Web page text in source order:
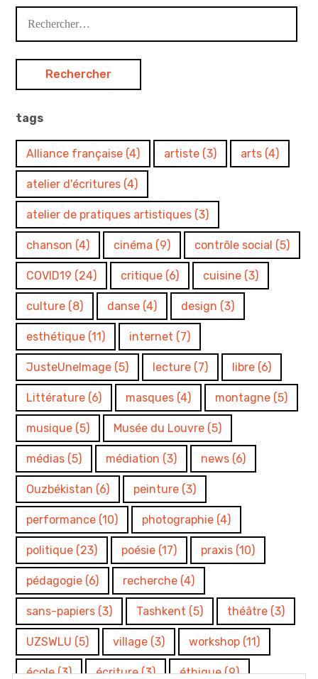
tags
Alliance française (4) artiste (3) arts (4)
atelier d'écritures (4)
atelier de pratiques artistiques (3)
chanson (4) cinéma (9) contrôle social (5)
COVID19 (24) critique (6) cuisine (3)
culture (8) danse (4) design (3)
esthétique (11) internet (7)
JusteUneImage (5) lecture (7) libre (6)
Littérature (6) masques (4) montagne (5)
musique (5) Musée du Louvre (5)
médias (5) médiation (3) news (6)
Ouzbékistan (6) peinture (3)
performance (10) photographie (4)
politique (23) poésie (17) praxis (10)
pédagogie (6) recherche (4)
sans-papiers (3) Tashkent (5) théâtre (3)
UZSWLU (5) village (3) workshop (11)
école(3) écriture(3) éthique(9)